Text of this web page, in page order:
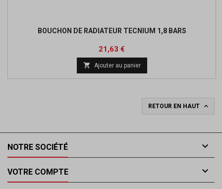
BOUCHON DE RADIATEUR TECNIUM 1,8 BARS
Prix
21,63 €
base
 Ajouter au panier
RETOUR EN HAUT 
NOTRE SOCIÉTÉ 
VOTRE COMPTE 